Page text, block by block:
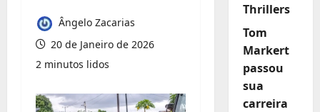
Ângelo Zacarias
20 de Janeiro de 2026
2 minutos lidos
Thrillers
Tom
Markert
passou
sua
carreira